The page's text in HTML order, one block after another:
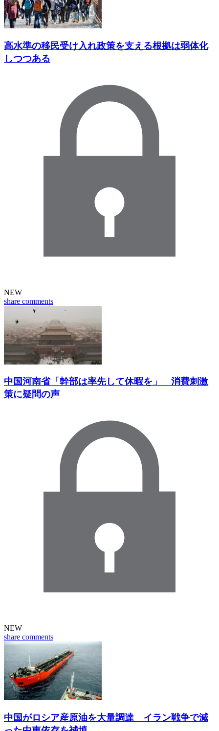
高水準の移民受け入れ政策を支える根拠は弱体化
しつつある
NEW
share comments
中国河南省「幹部は率先して休暇を」 消費刺激
策に疑問の声
NEW
share comments
中国がロシア産原油を大量調達 イラン戦争で減